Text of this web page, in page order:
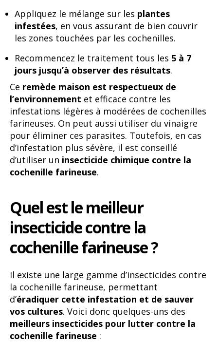
Appliquez le mélange sur les plantes
infestées, en vous assurant de bien couvrir
les zones touchées par les cochenilles.
Recommencez le traitement tous les 5 à 7
jours jusqu’à observer des résultats.
Ce remède maison est respectueux de
l’environnement et efficace contre les
infestations légères à modérées de cochenilles
farineuses. On peut aussi utiliser du vinaigre
pour éliminer ces parasites. Toutefois, en cas
d’infestation plus sévère, il est conseillé
d’utiliser un insecticide chimique contre la
cochenille farineuse.
Quel est le meilleur
insecticide contre la
cochenille farineuse ?
Il existe une large gamme d’insecticides contre
la cochenille farineuse, permettant
d’éradiquer cette infestation et de sauver
vos cultures. Voici donc quelques-uns des
meilleurs insecticides pour lutter contre la
cochenille farineuse :